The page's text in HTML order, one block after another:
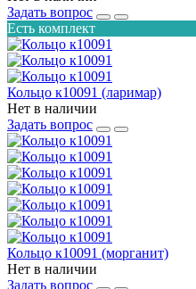
Задать вопрос
Есть комплект
Кольцо к10091 (ларимар)
Нет в наличии
Задать вопрос
Кольцо к10091 (морганит)
Нет в наличии
Задать вопрос